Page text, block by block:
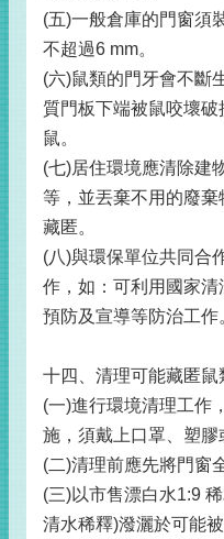
(五)一般倉庫的門窗須
不超過6 mm。
(六)鼠類的門牙會不斷
質門板下端被鼠咬壞
鼠。
(七)居住環境應清除建
等，並丟棄不用的廢
藏匿。
(八)與環保單位共同合
作，如：可利用國家
預防及宣導等防治工作
十四、清理可能藏匿
(一)進行環境清理工作
施，須戴上口罩、塑膠
(二)清理前應先將門窗
(三)以市售漂白水1:9
清水稀釋)潑灑於可能